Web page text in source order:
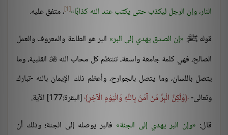
النار، وإن الرجل ليكذب حتى يكتب عند الله كذابًا [1] ، متفق عليه.
قوله ﷺ: إن الصدق يهدي إلى البر البر هو الطاعة والمعروف والعمل
الصالح، فهي كلمة جامعة واسعة، تنتظم كل محاب الله القلبية، وما
يتصل باللسان، وما يتصل بالجوارح، وأعظم ذلك الإيمان بالله -تبارك
وتعالى- وَلَكِنَّ الْبِرَّ مَنْ آمَنَ بِاللَّهِ وَالْيَوْمِ الْآخِرِ [البقرة:177] الآية.
قال: وإن البر يهدي إلى الجنة فالبر يوصله إلى الجنة؛ وذلك أن